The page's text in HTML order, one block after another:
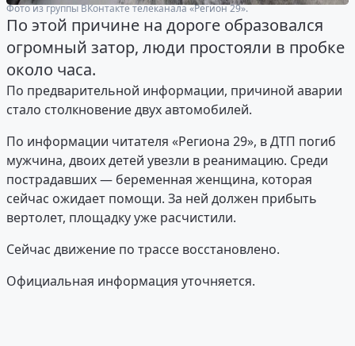
Фото из группы ВКонтакте телеканала «Регион 29».
По этой причине на дороге образовался
огромный затор, люди простояли в пробке
около часа.
По предварительной информации, причиной аварии
стало столкновение двух автомобилей.
По информации читателя «Региона 29», в ДТП погиб
мужчина, двоих детей увезли в реанимацию. Среди
пострадавших — беременная женщина, которая
сейчас ожидает помощи. За ней должен прибыть
вертолет, площадку уже расчистили.
Сейчас движение по трассе восстановлено.
Официальная информация уточняется.